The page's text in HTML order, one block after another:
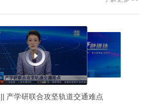
产学研联合攻坚轨道交通难点